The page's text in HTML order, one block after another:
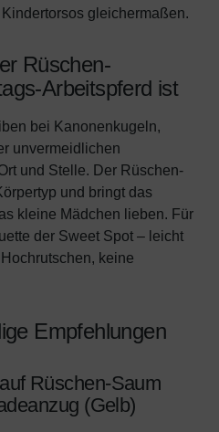
gleichermaßen.
Rüschen-
Arbeitspferd ist
bei Kanonenkugeln,
unvermeidlichen
und Stelle. Der Rüschen-
und bringt das
kleine Mädchen lieben. Für
der Sweet Spot – leicht
keine
Empfehlungen
Rüschen-Saum
(Gelb)